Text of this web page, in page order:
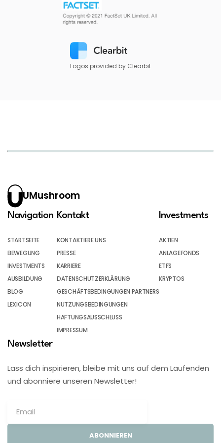
Logos provided by Clearbit
UMushroom
Navigation
STARTSEITE
BEWEGUNG
INVESTMENTS
AUSBILDUNG
BLOG
LEXICON
Kontakt
KONTAKTIERE UNS
PRESSE
KARRIERE
DATENSCHUTZERKLÄRUNG
GESCHÄFTSBEDINGUNGEN PARTNERS
NUTZUNGSBEDINGUNGEN
HAFTUNGSAUSSCHLUSS
IMPRESSUM
Investments
AKTIEN
ANLAGEFONDS
ETFS
KRYPTOS
Newsletter
Lass dich inspirieren, bleibe mit uns auf dem Laufenden
und abonniere unseren Newsletter!
ABONNIEREN